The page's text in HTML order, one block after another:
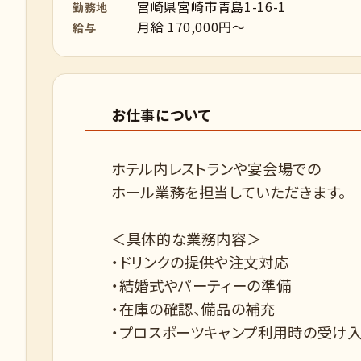
勤務地 宮崎県宮崎市青島1-16-1
給与 月給 170,000円～
お仕事について
ホテル内レストランや宴会場での
ホール業務を担当していただきます。
＜具体的な業務内容＞
・ドリンクの提供や注文対応
・結婚式やパーティーの準備
・在庫の確認、備品の補充
・プロスポーツキャンプ利用時の受け